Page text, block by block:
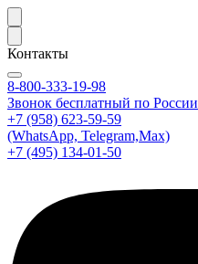
Контакты
8-800-333-19-98
Звонок бесплатный по России
+7 (958) 623-59-59
(WhatsApp, Telegram,Max)
+7 (495) 134-01-50